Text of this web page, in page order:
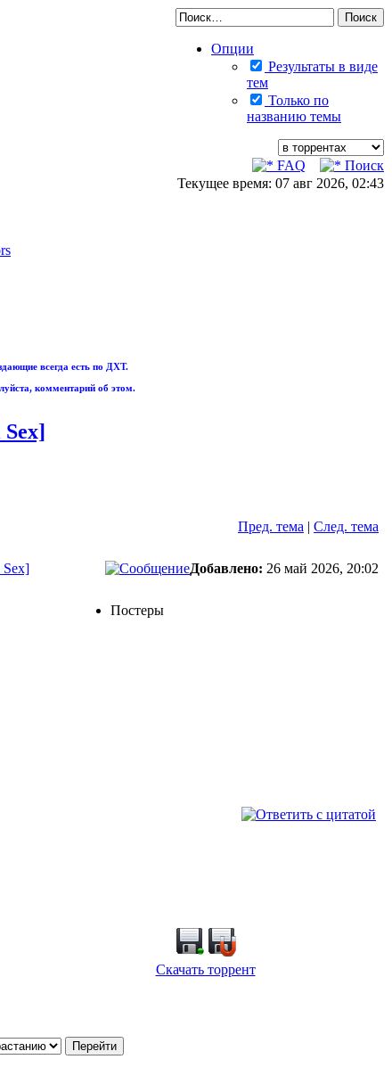
Опции
Результаты в виде
тем
Только по
названию темы
FAQ
Поиск
Текущее время: 07 авг 2026, 02:43
всегда есть по ДХТ.
комментарий об этом.
Пред. тема | След. тема
Sex] Добавлено: 26 май 2026, 20:02
Постеры
Скачать торрент